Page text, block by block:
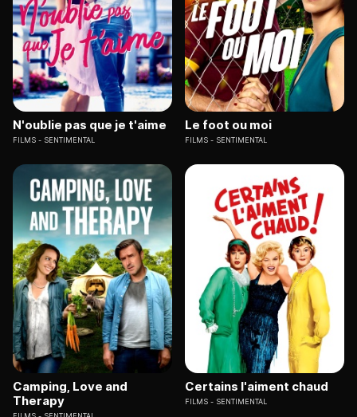
N'oublie pas que je t'aime
FILMS SENTIMENTAL
Le foot ou moi
FILMS SENTIMENTAL
Camping, Love and
Therapy
Certains l'aiment chaud
FILMS SENTIMENTAL